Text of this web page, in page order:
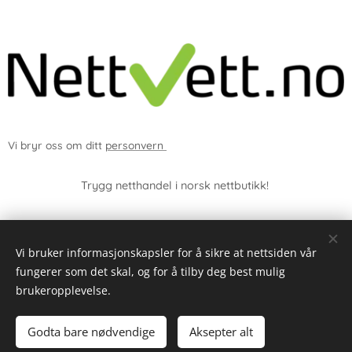
Legg til i handlekurven
Vi bryr oss om ditt personvern
Trygg netthandel i norsk nettbutikk!
Copyright © 2020 - 2026 DLsupply.no - All rights reserved.
Informasjonskapsler
Vi bruker informasjonskapsler for å sikre at nettsiden vår
fungerer som det skal, og for å tilby deg best mulig
brukeropplevelse.
Godta bare nødvendige Aksepter alt